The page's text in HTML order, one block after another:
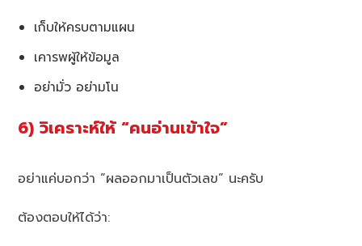
เก็บให้ครบตามแผน
เคารพผู้ให้ข้อมูล
อย่ามั่ว อย่ามโน
6) วิเคราะห์ให้ “คนอ่านเข้าใจ”
อย่าแค่บอกว่า “ผลออกมาเป็นตัวเลข” นะครับ
ต้องตอบให้ได้ว่า: